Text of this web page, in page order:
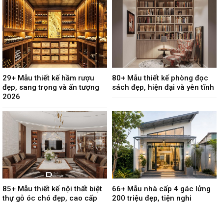
29+ Mẫu thiết kế hầm rượu
đẹp, sang trọng và ấn tượng
2026
80+ Mẫu thiết kế phòng đọc
sách đẹp, hiện đại và yên tĩnh
85+ Mẫu thiết kế nội thất biệt
thự gỗ óc chó đẹp, cao cấp
66+ Mẫu nhà cấp 4 gác lửng
200 triệu đẹp, tiện nghi